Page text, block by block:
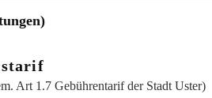
Art 1.7 Gebührentarif der Stadt Uster)